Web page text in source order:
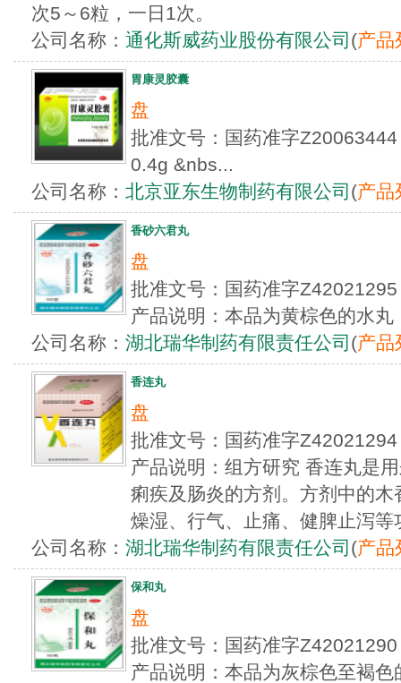
次5～6粒，一日1次。
公司名称： 通化斯威药业股份有限公司 (产品
胃康灵胶囊
盘
批准文号：国药准字
0.4g &nbs...
公司名称： 北京亚东生物制药有限公司 (产品
香砂六君丸
盘
批准文号：国药准字
产品说明：本品为黄棕色的水
公司名称： 湖北瑞华制药有限责任公司 (产品
香连丸
盘
批准文号：国药准字
产品说明：组方研究 香连丸是
痢疾及肠炎的方剂。方剂中的
燥湿、行气、止痛、健脾止泻等
公司名称： 湖北瑞华制药有限责任公司 (产品
保和丸
盘
批准文号：国药准字
产品说明：本品为灰棕色至褐